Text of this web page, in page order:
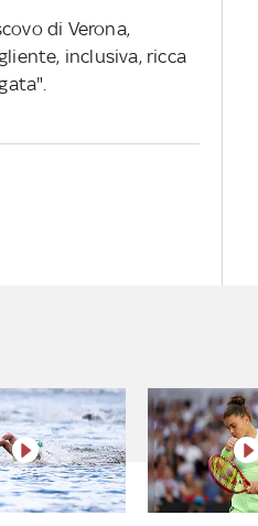
di Verona,
inclusiva, ricca